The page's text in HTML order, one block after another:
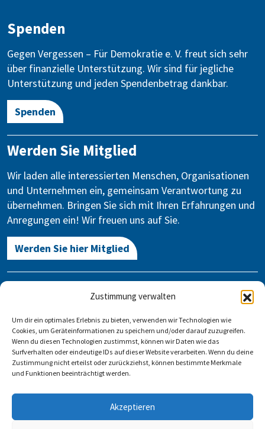
Zustimmung verwalten
Um dir ein optimales Erlebnis zu bieten, verwenden wir Technologien wie
Cookies, um Geräteinformationen zu speichern und/oder darauf zuzugreifen.
Wenn du diesen Technologien zustimmst, können wir Daten wie das
Surfverhalten oder eindeutige IDs auf dieser Website verarbeiten. Wenn du deine
Zustimmung nicht erteilst oder zurückziehst, können bestimmte Merkmale
und Funktionen beeinträchtigt werden.
Akzeptieren
Spenden
Gegen Vergessen – Für Demokratie e. V. freut sich sehr
über finanzielle Unterstützung. Wir sind für jegliche
Unterstützung und jeden Spendenbetrag dankbar.
Spenden
Werden Sie Mitglied
Wir laden alle interessierten Menschen, Organisationen
und Unternehmen ein, gemeinsam Verantwortung zu
übernehmen. Bringen Sie sich mit Ihren Erfahrungen und
Anregungen ein! Wir freuen uns auf Sie.
Werden Sie hier Mitglied
Kontakt
Stauffenbergstraße 13-14
10785 Berlin
info@gegen-vergessen.de
Kontakt